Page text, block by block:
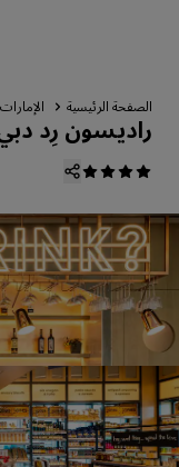
الصفحة الرئيسية
راديسون رِد